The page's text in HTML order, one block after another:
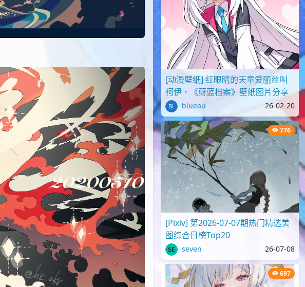
[动漫壁纸] 红眼睛的天童爱丽丝叫
柯伊，《蔚蓝档案》壁纸图片分享
blueau 26-02-20
776
[Pixiv] 第2026-07-07期热门精选美
图综合日榜Top20
seven 26-07-08
697